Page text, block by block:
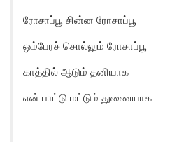
ரோசாப்பூ சின்ன ரோசாப்பூ
ஒம்பேரச் சொல்லும் ரோசாப்பூ
காத்தில் ஆடும் தனியாக
என் பாட்டு மட்டும் துணையாக